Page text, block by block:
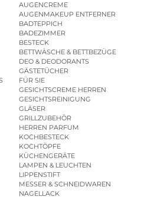
AUGENCREME
AUGENMAKEUP ENTFERNER
BADTEPPICH
BADEZIMMER
BESTECK
BETTWÄSCHE & BETTBEZÜGE
DEO & DEODORANTS
GÄSTETÜCHER
FÜR SIE
GESICHTSCREME HERREN
GESICHTSREINIGUNG
GLÄSER
GRILLZUBEHÖR
HERREN PARFUM
KOCHBESTECK
KOCHTÖPFE
KÜCHENGERÄTE
LAMPEN & LEUCHTEN
LIPPENSTIFT
MESSER & SCHNEIDWAREN
NAGELLACK